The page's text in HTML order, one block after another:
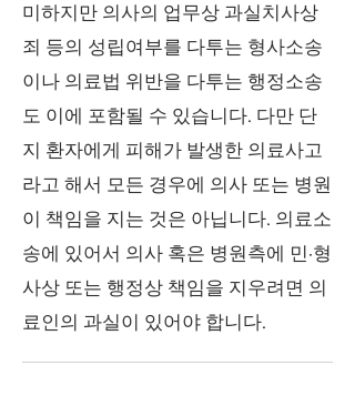
미하지만 의사의 업무상 과실치사상
죄 등의 성립여부를 다투는 형사소송
이나 의료법 위반을 다투는 행정소송
도 이에 포함될 수 있습니다. 다만 단
지 환자에게 피해가 발생한 의료사고
라고 해서 모든 경우에 의사 또는 병원
이 책임을 지는 것은 아닙니다. 의료소
송에 있어서 의사 혹은 병원측에 민·형
사상 또는 행정상 책임을 지우려면 의
료인의 과실이 있어야 합니다.